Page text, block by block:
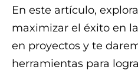
En este artículo,
maximizar el éxito en
en proyectos y te
herramientas para